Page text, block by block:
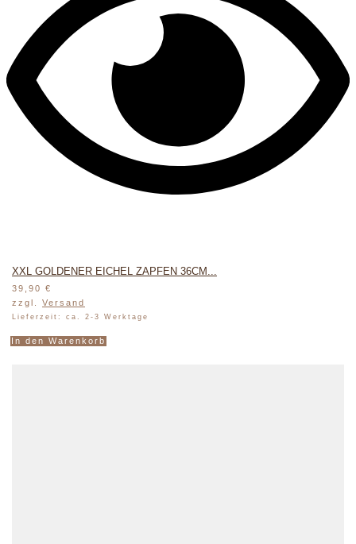
XXL GOLDENER EICHEL ZAPFEN 36CM...
39,90 €
zzgl. Versand
Lieferzeit: ca. 2-3 Werktage
In den Warenkorb